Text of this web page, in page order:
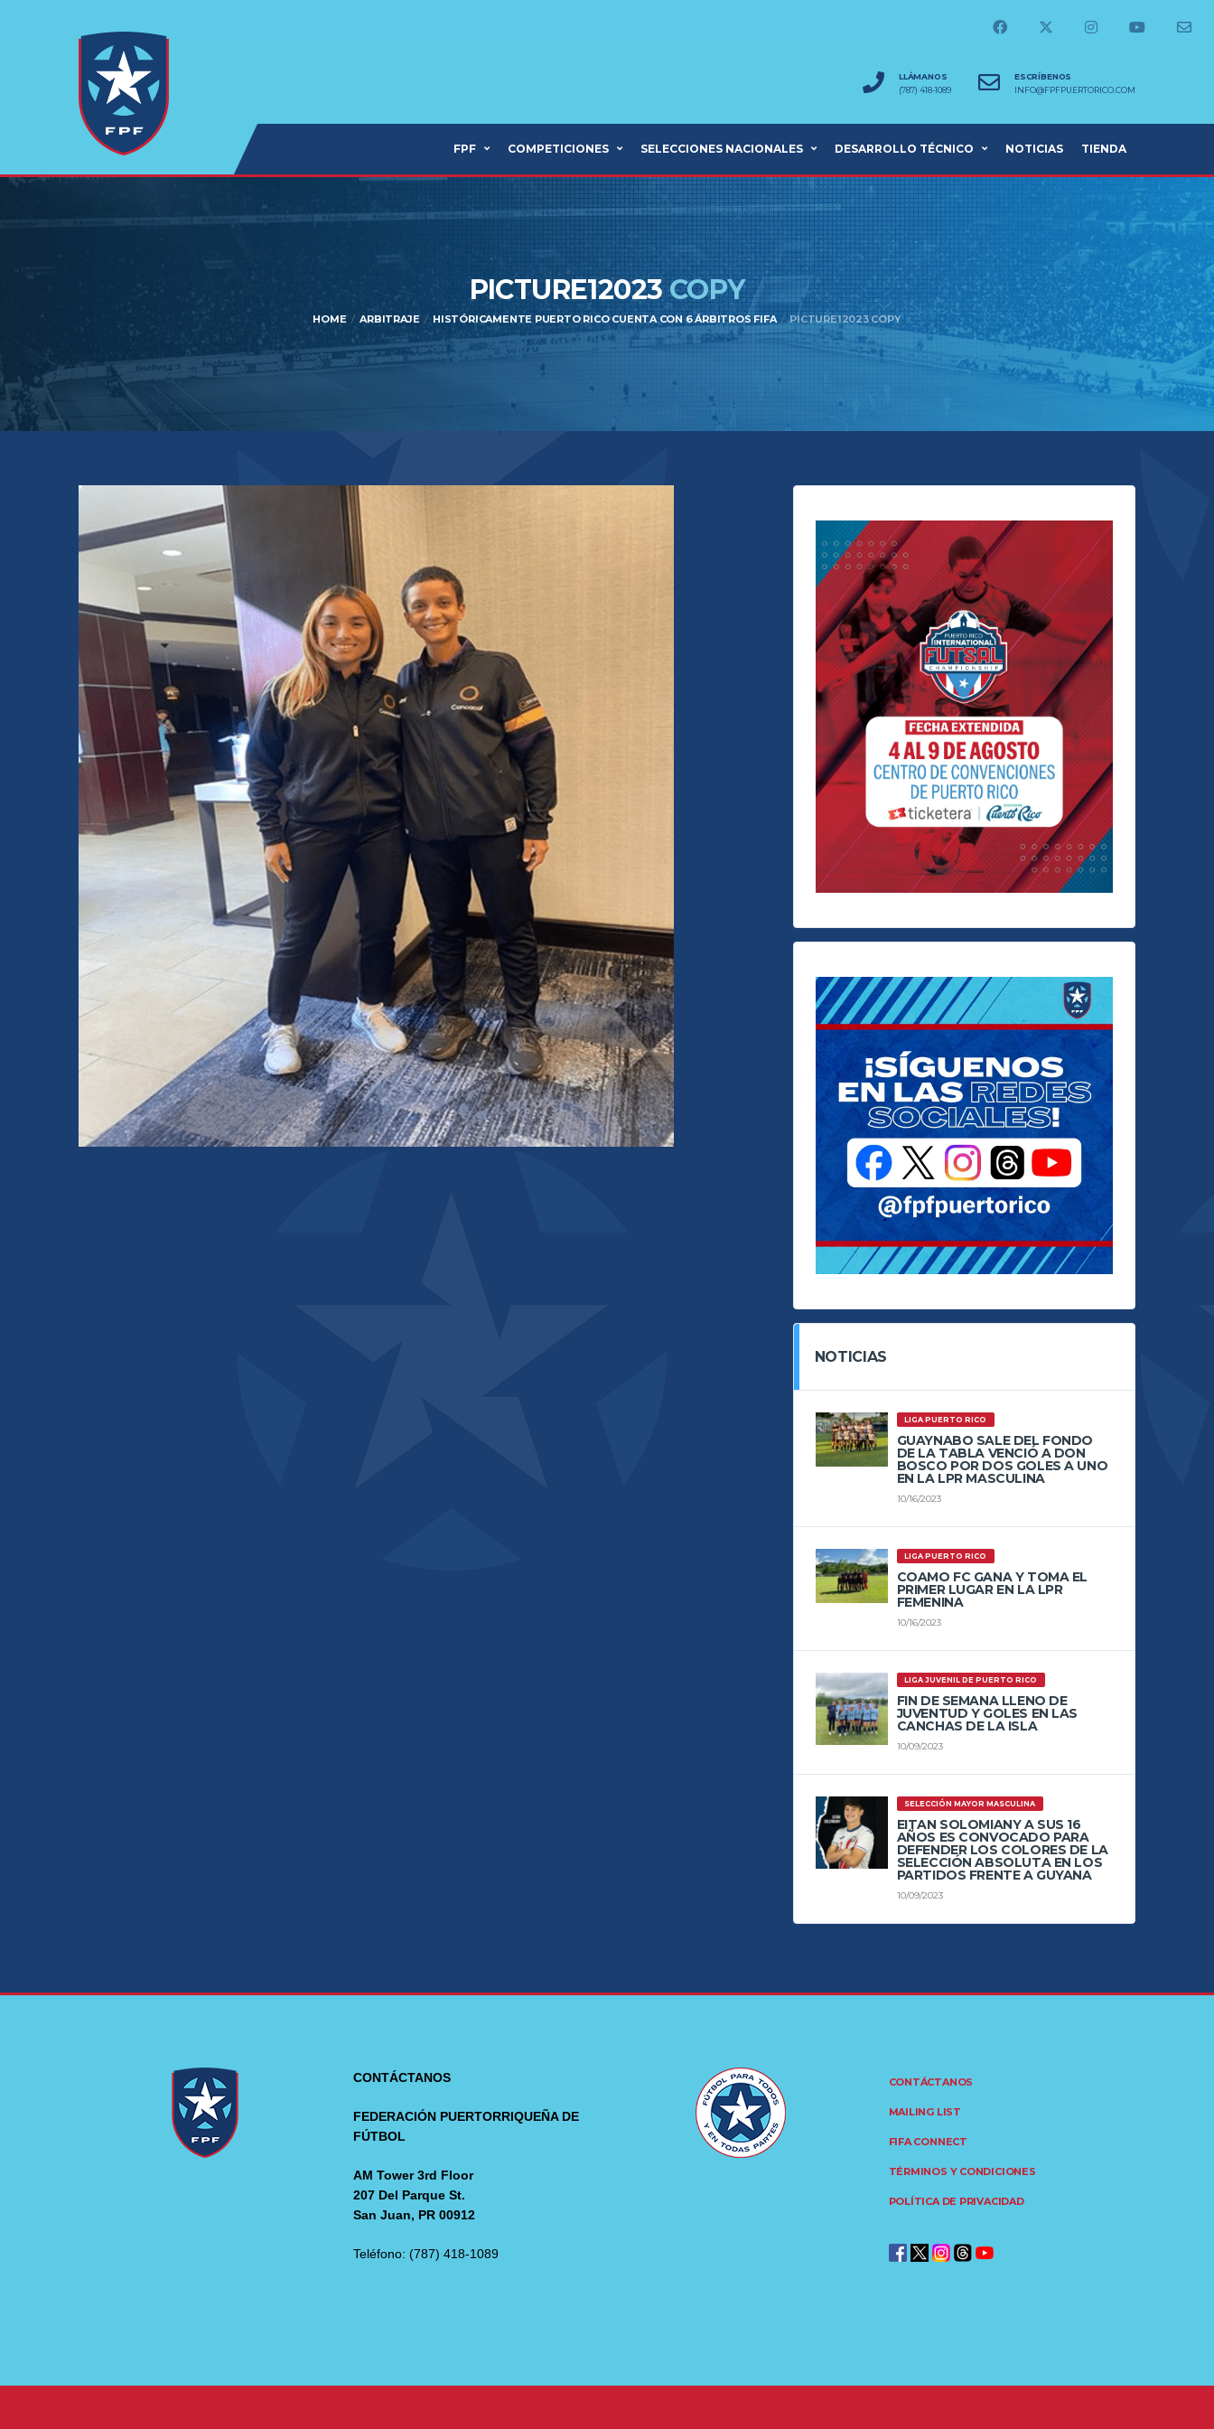
LLÁMANOS
(787) 418-1089
ESCRÍBENOS
INFO@FPFPUERTORICO.COM
FPF COMPETICIONES SELECCIONES NACIONALES DESARROLLO TÉCNICO NOTICIAS TIENDA
PICTURE12023COPY
HOME ARBITRAJE HISTÓRICAMENTE PUERTO RICO CUENTA CON 6 ÁRBITROS FIFA PICTURE12023 COPY
NOTICIAS
LIGA PUERTO RICO
GUAYNABO SALE DEL FONDO
DE LA TABLA VENCIÓ A DON
BOSCO POR DOS GOLES A UNO
EN LA LPR MASCULINA
10/16/2023
LIGA PUERTO RICO
COAMO FC GANA Y TOMA EL
PRIMER LUGAR EN LA LPR
FEMENINA
10/16/2023
LIGA JUVENIL DE PUERTO RICO
FIN DE SEMANA LLENO DE
JUVENTUD Y GOLES EN LAS
CANCHAS DE LA ISLA
10/09/2023
SELECCIÓN MAYOR MASCULINA
EITAN SOLOMIANY A SUS 16
AÑOS ES CONVOCADO PARA
DEFENDER LOS COLORES DE LA
SELECCIÓN ABSOLUTA EN LOS
PARTIDOS FRENTE A GUYANA
10/09/2023
CONTÁCTANOS
FEDERACIÓN PUERTORRIQUEÑA DE
FÚTBOL
AM Tower 3rd Floor
207 Del Parque St.
San Juan, PR 00912
Teléfono: (787) 418-1089
CONTÁCTANOS
MAILING LIST
FIFA CONNECT
TÉRMINOS Y CONDICIONES
POLÍTICA DE PRIVACIDAD